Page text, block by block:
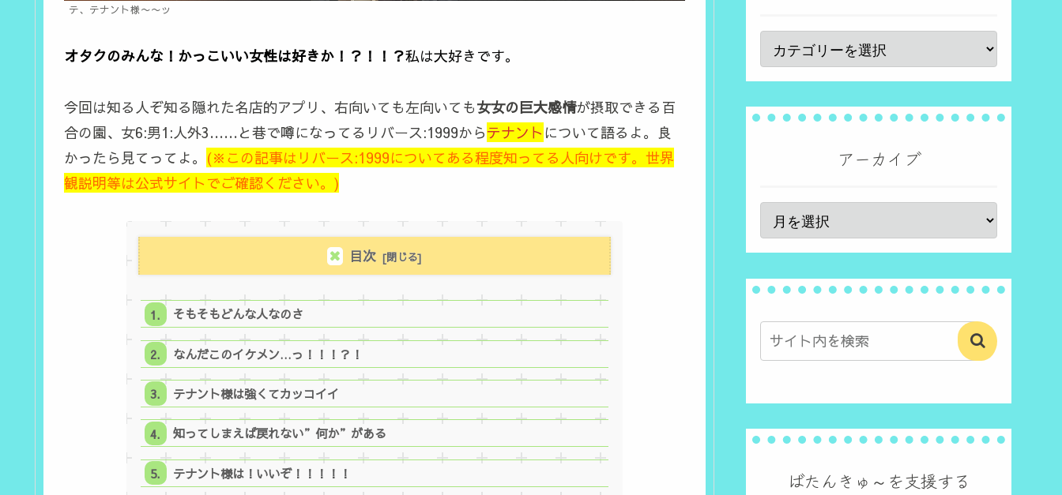
テ、テナント様〜〜ッ
オタクのみんな！かっこいい女性は好きか！？！！？私は大好きです。
今回は知る人ぞ知る隠れた名店的アプリ、右向いても左向いても女女の巨大感情が摂取できる百
合の園、女6:男1:人外3……と巷で噂になってるリバース:1999からテナント について語るよ。良
かったら見てってよ。 (※この記事はリバース:1999についてある程度知ってる人向けです。世界
観説明等は公式サイトでご確認ください。)
目次
そもそもどんな人なのさ
なんだこのイケメン…っ！！！？！
テナント様は強くてカッコイイ
知ってしまえば戻れない”何か”がある
テナント様は！いいぞ！！！！！
アーカイブ
ばたんきゅ～を支援する